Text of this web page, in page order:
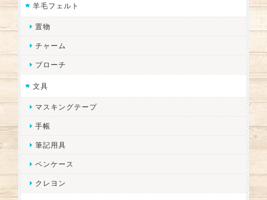
羊毛フェルト
置物
チャーム
ブローチ
文具
マスキングテープ
手帳
筆記用具
ペンケース
クレヨン